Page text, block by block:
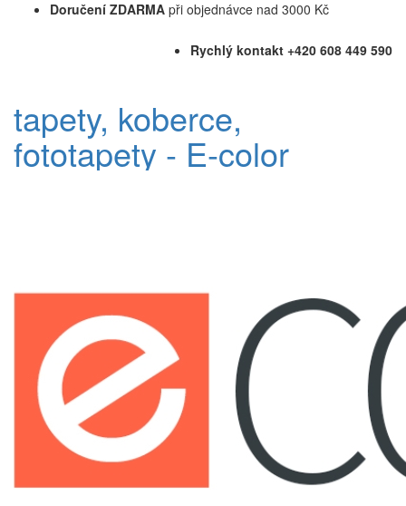
Doručení ZDARMA při objednávce nad 3000 Kč
Rychlý kontakt +420 608 449 590
tapety, koberce,
fototapety - E-color